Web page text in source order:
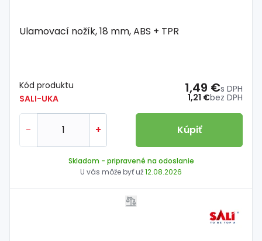
Ulamovací nožík, 18 mm, ABS + TPR
Kód produktu
SALI-UKA
1,21 €bez DPH
1,49 €s DPH
- + Kúpiť
Skladom - pripravené na odoslanie
U vás môže byť už12.08.2026